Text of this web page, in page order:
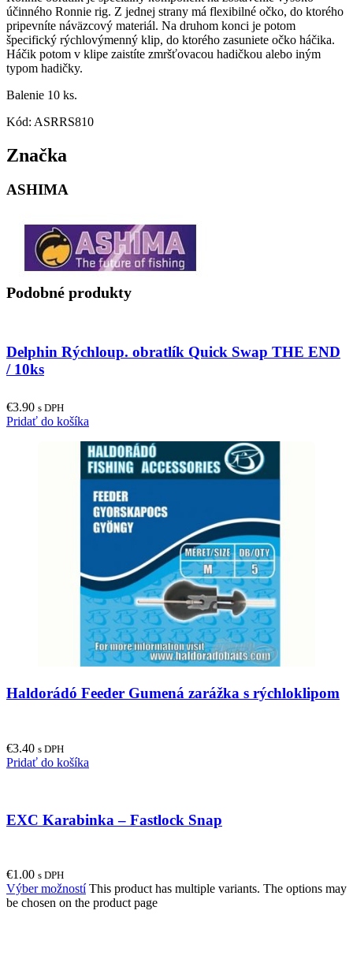
účinného Ronnie rig. Z jednej strany má flexibilné očko, do ktorého
pripevníte náväzcový materiál. Na druhom konci je potom
špecifický rýchlovýmenný klip, do ktorého zasuniete očko háčika.
Háčik potom v klipe zaistíte zmršťovacou hadičkou alebo iným
typom hadičky.
Balenie 10 ks.
Kód: ASRRS810
Značka
ASHIMA
Podobné produkty
Delphin Rýchloup. obratlík Quick Swap THE END
/ 10ks
€3.90 s DPH
Pridať do košíka
Haldorádó Feeder Gumená zarážka s rýchloklipom
€3.40 s DPH
Pridať do košíka
EXC Karabinka – Fastlock Snap
€1.00 s DPH
Výber možností This product has multiple variants. The options may
be chosen on the product page